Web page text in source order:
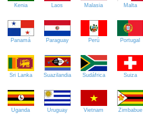
Kenia Laos Malasia Malta
Panamá Paraguay Perú Portugal
Sri Lanka Suazilandia Sudáfrica Suiza
Uganda Uruguay Vietnam Zimbabue